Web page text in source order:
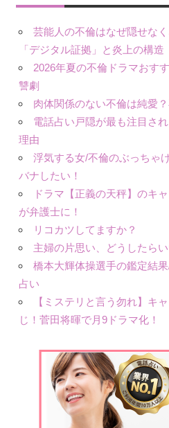
芸能人の不倫はなぜ隠せな
「デジタル証拠」と炎上の構造
2026年夏の不倫ドラマおす
讐劇
肉体関係のない不倫は純愛
電話占い戸隠が最も注目さ
理由
浮気する女/不倫のぶっちゃ
バナしたい！
ドラマ【正義の天秤】のキ
が弁護士に！
リコカツしてますか？
主婦の片思い、どうしたらい
橋本大輝体操選手の鑑定結
占い
【ミステリと言う勿れ】キ
じ！菅田将暉で月9ドラマ化！